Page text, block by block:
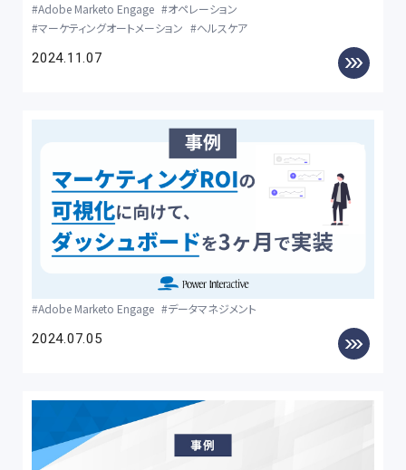
Adobe Marketo Engage
オペレーション
マーケティングオートメーション
ヘルスケア
2024.11.07
Adobe Marketo Engage データマネジメント
2024.07.05